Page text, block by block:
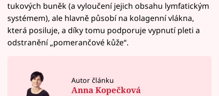
tukových buněk (a vyloučení jejich obsahu lymfatickým
systémem), ale hlavně působí na kolagenní vlákna,
která posiluje, a díky tomu podporuje vypnutí pleti a
odstranění „pomerančové kůže“.
Autor článku
Anna Kopečková